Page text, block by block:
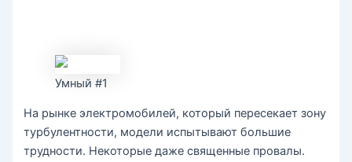
Умный #1
На рынке электромобилей, который пересекает зону
турбулентности, модели испытывают большие
трудности. Некоторые даже священные провалы.